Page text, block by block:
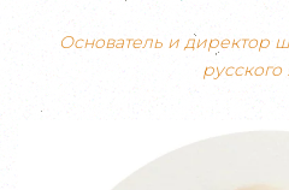
Основатель и директор
русского